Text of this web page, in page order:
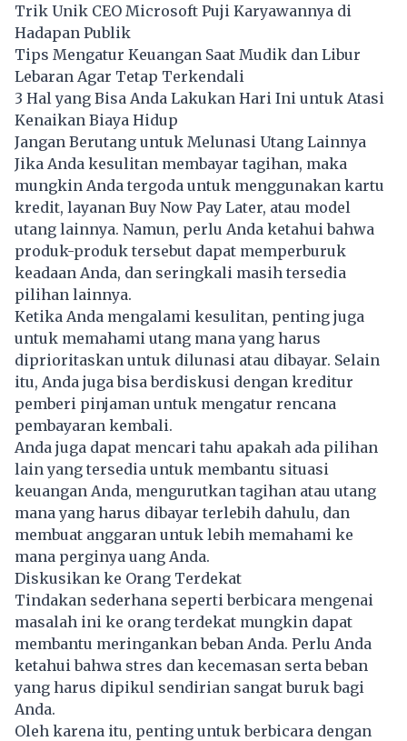
Trik Unik CEO Microsoft Puji Karyawannya di
Hadapan Publik
Tips Mengatur Keuangan Saat Mudik dan Libur
Lebaran Agar Tetap Terkendali
3 Hal yang Bisa Anda Lakukan Hari Ini untuk Atasi
Kenaikan Biaya Hidup
Jangan Berutang untuk Melunasi Utang Lainnya
Jika Anda kesulitan membayar tagihan, maka
mungkin Anda tergoda untuk menggunakan kartu
kredit, layanan Buy Now Pay Later, atau model
utang lainnya. Namun, perlu Anda ketahui bahwa
produk-produk tersebut dapat memperburuk
keadaan Anda, dan seringkali masih tersedia
pilihan lainnya.
Ketika Anda mengalami kesulitan, penting juga
untuk memahami utang mana yang harus
diprioritaskan untuk dilunasi atau dibayar. Selain
itu, Anda juga bisa berdiskusi dengan kreditur
pemberi pinjaman untuk mengatur rencana
pembayaran kembali.
Anda juga dapat mencari tahu apakah ada pilihan
lain yang tersedia untuk membantu situasi
keuangan Anda, mengurutkan tagihan atau utang
mana yang harus dibayar terlebih dahulu, dan
membuat anggaran untuk lebih memahami ke
mana perginya uang Anda.
Diskusikan ke Orang Terdekat
Tindakan sederhana seperti berbicara mengenai
masalah ini ke orang terdekat mungkin dapat
membantu meringankan beban Anda. Perlu Anda
ketahui bahwa stres dan kecemasan serta beban
yang harus dipikul sendirian sangat buruk bagi
Anda.
Oleh karena itu, penting untuk berbicara dengan